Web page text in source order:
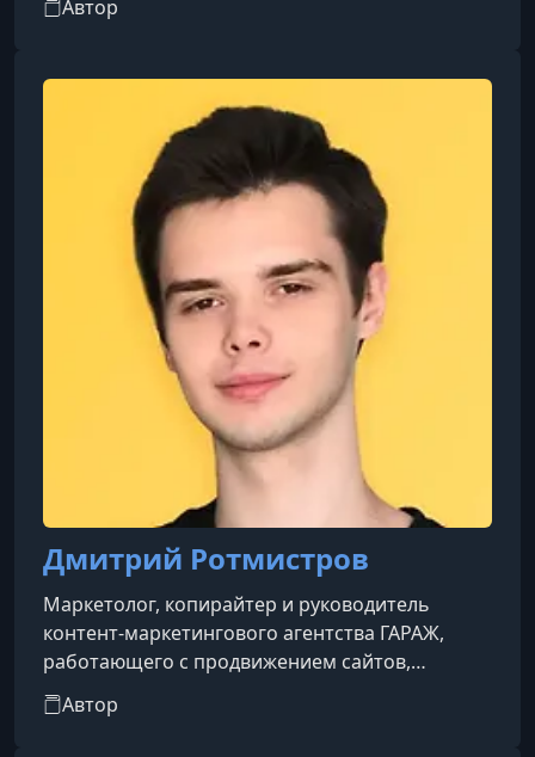
стратегию с визуальной эстетикой и
продвижения личных брендов, работала с
крупным ювелирным брендом. Имеет
пятилетний опыт в personal и fashion styling,
более 3000 клиентов и учеников. Основатель
трёх бизнесов. Обучалась в St Martins и
ведущих школах брендинга, имее
Автор
Дмитрий Ротмистров
Маркетолог, копирайтер и руководитель
контент-маркетингового агентства ГАРАЖ,
работающего с продвижением сайтов,
рекламой в Яндекс.Дзен, созданием блогов и
маркетинговыми каналами под ключ. Он ведёт
Автор